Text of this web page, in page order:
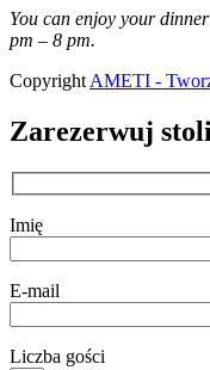
You can enjoy your
pm – 8 pm.
Copyright AMETI -
Zarezerwuj
Imię
E-mail
Liczba gości